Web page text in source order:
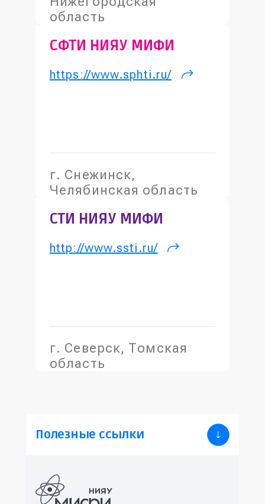
область
СФТИ НИЯУ МИФИ
https://www.sphti.ru/
(внешняя
г. Снежинск,
Челябинская область
СТИ НИЯУ МИФИ
http://www.ssti.ru/
(внешняя
г. Северск, Томская
область
Полезные ссылки